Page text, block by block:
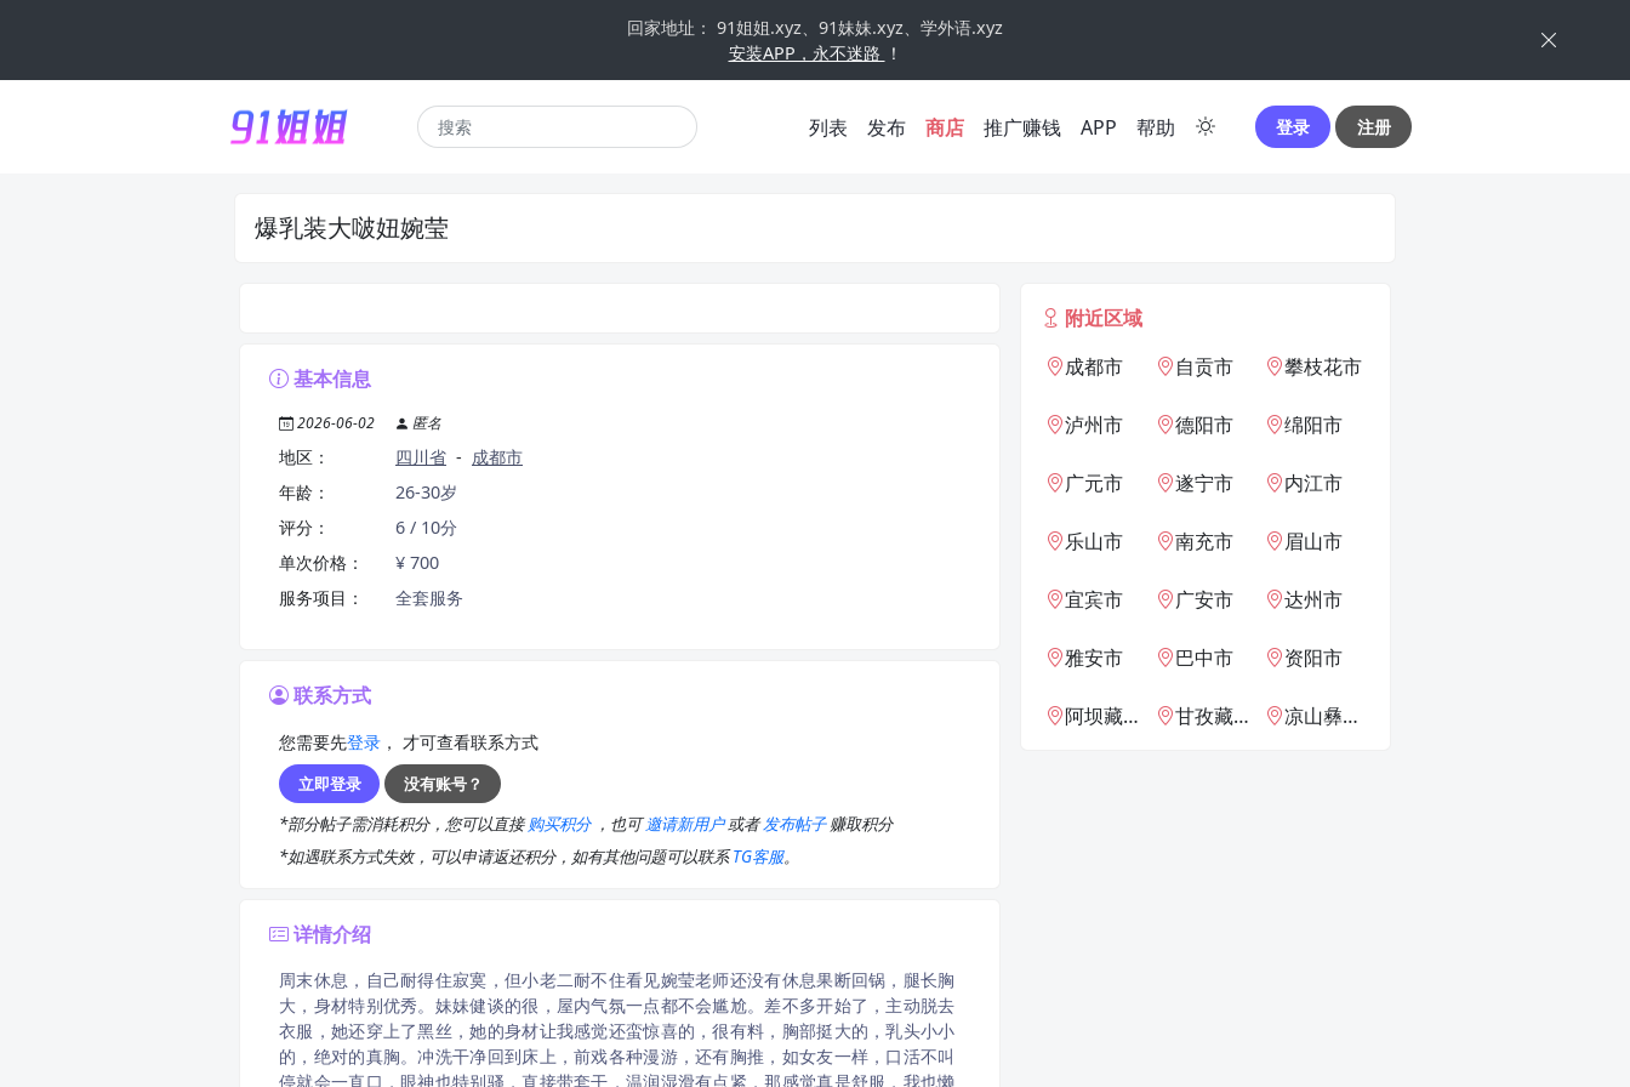
回家地址： 91姐姐.xyz、91妹妹.xyz、学外语.xyz
安装APP，永不迷路 ！
列表 发布 商店 推广赚钱 APP 帮助 登录 注册
爆乳装大啵妞婉莹
基本信息
2026-06-02 匿名
地区： 四川省 - 成都市
年龄：
26-30岁
评分：
6 / 10分
单次价格：
¥ 700
服务项目：
全套服务
联系方式
您需要先登录 ， 才可查看联系方式
立即登录
没有账号？
*部分帖子需消耗积分，您可以直接购买积分 ，也可邀请新用户或者发布帖子赚取积分
*如遇联系方式失效，可以申请返还积分，如有其他问题可以联系TG客服。
详情介绍
周末休息，自己耐得住寂寞，但小老二耐不住看见婉莹老师还没有休息果断回锅，腿长胸
大，身材特别优秀。妹妹健谈的很，屋内气氛一点都不会尴尬。差不多开始了，主动脱去
衣服，她还穿上了黑丝，她的身材让我感觉还蛮惊喜的，很有料，胸部挺大的，乳头小小
的，绝对的真胸。冲洗干净回到床上，前戏各种漫游，还有胸推，如女友一样，口活不叫
停就会一直口，眼神也特别骚，直接带套干，温润湿滑有点紧，那感觉真是舒服，我也懒
附近区域
成都市
自贡市 攀枝花市
泸州市 德阳市 绵阳市
广元市 遂宁市 内江市
乐山市 南充市 眉山市
宜宾市 广安市 达州市
雅安市 巴中市 资阳市
阿坝藏族羌族自治州 甘孜藏族自治州 凉山彝族自治州